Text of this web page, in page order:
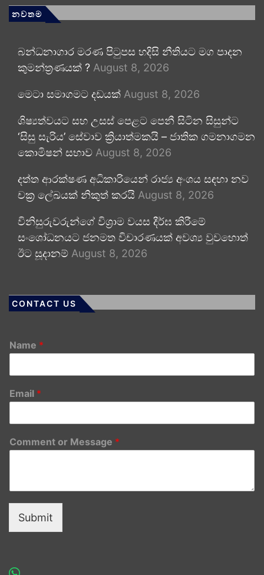
නවතම
බන්ධනාගාර මරණ පිටුපස හදිසි නීතියට මග පාදන
කුමන්ත්‍රණයක් ? August 8, 2026
මෙටා සමාගමට දඩයක් August 8, 2026
ශිෂ්‍යත්වයට සහ උසස් පෙළට පෙනී සිටින සිසුන්ට
‘සිසු සැරිය’ සේවාව ක්‍රියාත්මකයි – ජාතික ගමනාගමන
කොමිෂන් සභාව August 8, 2026
දත්ත ආරක්ෂණ අධිකාරියෙන් රාජ්‍ය අංශය සඳහා නව
චක්‍ර ලේඛයක් නිකුත් කරයි August 8, 2026
විනිසුරුවරුන්ගේ විශ්‍රාම වයස දීර්ඝ කිරීමේ
සංශෝධනයට ජනමත විචාරණයක් අවශ්‍ය වුවහොත්
ඊට සූදානම් August 8, 2026
CONTACT US
Name *
Email *
Comment or Message *
Submit